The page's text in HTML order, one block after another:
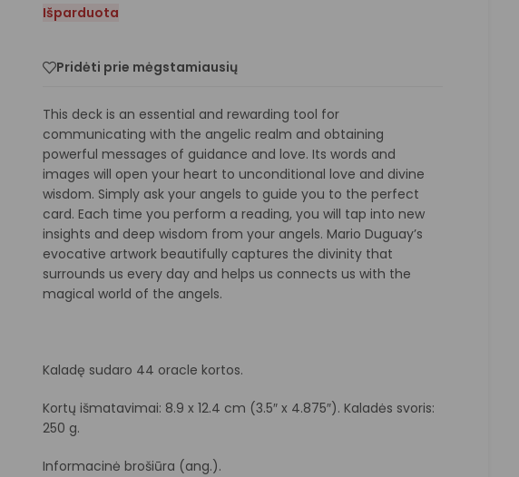
Išparduota
Pridėti prie mėgstamiausių
This deck is an essential and rewarding tool for
communicating with the angelic realm and obtaining
powerful messages of guidance and love. Its words and
images will open your heart to unconditional love and divine
wisdom. Simply ask your angels to guide you to the perfect
card. Each time you perform a reading, you will tap into new
insights and deep wisdom from your angels. Mario Duguay’s
evocative artwork beautifully captures the divinity that
surrounds us every day and helps us connects us with the
magical world of the angels.
Kaladę sudaro 44 oracle kortos.
Kortų išmatavimai: 8.9 x 12.4 cm (3.5″ x 4.875″). Kaladės svoris:
250 g.
Informacinė brošiūra (ang.).